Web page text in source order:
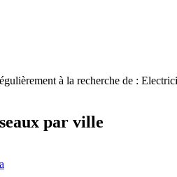
à la recherche de :
par ville